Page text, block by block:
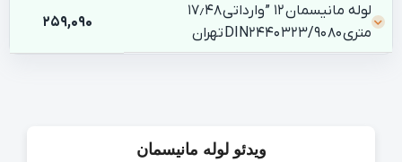
لوله مانیسمان ۱۲ ” وارداتی ۱۷٫۴۸
متری ۳۲۳/۹۰ ۸۰ DIN2440 تهران
259,090
ویدئو لوله مانیسمان